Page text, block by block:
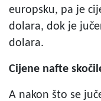
europsku, pa je
dolara, dok je
dolara.
Cijene nafte
A nakon što se